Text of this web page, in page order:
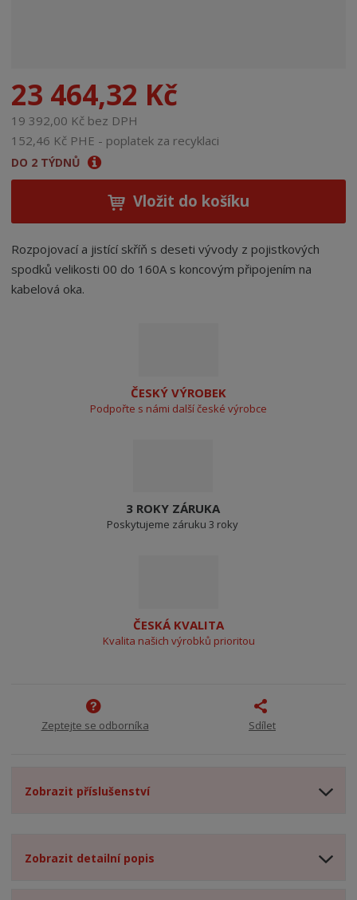
23 464,32 Kč
19 392,00 Kč bez DPH
152,46 Kč PHE - poplatek za recyklaci
DO 2 TÝDNŮ
Vložit do košíku
Rozpojovací a jistící skříň s deseti vývody z pojistkových
spodků velikosti 00 do 160A s koncovým připojením na
kabelová oka.
ČESKÝ VÝROBEK
Podpořte s námi další české výrobce
3 ROKY ZÁRUKA
Poskytujeme záruku 3 roky
ČESKÁ KVALITA
Kvalita našich výrobků prioritou
Zeptejte se odborníka Sdílet
Zobrazit příslušenství
Zobrazit detailní popis